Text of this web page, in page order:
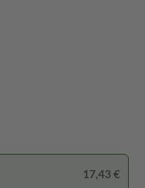
17,43 €